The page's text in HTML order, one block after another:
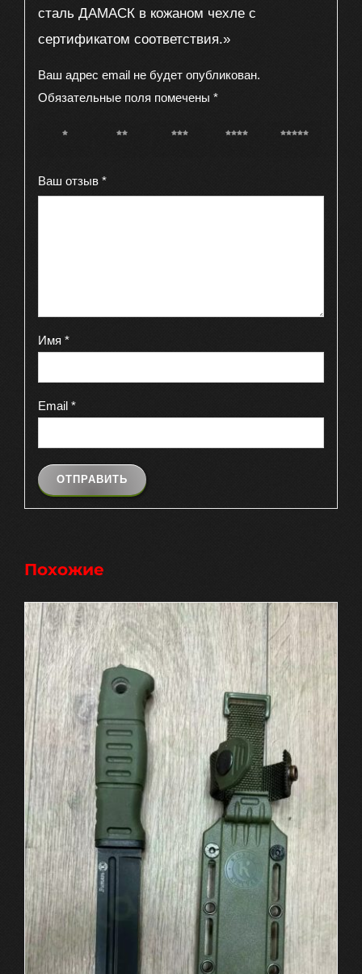
сталь ДАМАСК в кожаном чехле с
сертификатом соответствия.»
Ваш адрес email не будет опубликован.
Обязательные поля помечены *
1 из 5
2 из 5
3 из 5
4 из 5
5 из 5
Ваш отзыв *
Имя *
Email *
Похожие